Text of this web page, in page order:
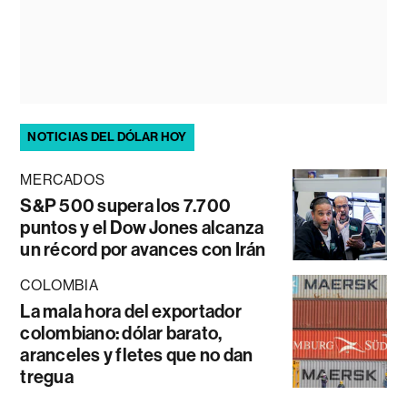
NOTICIAS DEL DÓLAR HOY
MERCADOS
S&P 500 supera los 7.700
puntos y el Dow Jones alcanza
un récord por avances con Irán
COLOMBIA
La mala hora del exportador
colombiano: dólar barato,
aranceles y fletes que no dan
tregua